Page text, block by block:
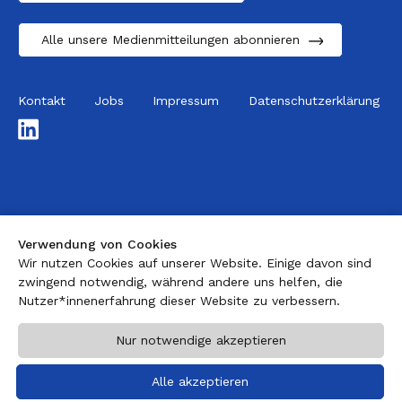
Alle unsere Medienmitteilungen abonnieren
Kontakt Jobs Impressum
Datenschutzerklärung
Verwendung von Cookies
Wir nutzen Cookies auf unserer Website. Einige davon sind
zwingend notwendig, während andere uns helfen, die
Nutzer*innenerfahrung dieser Website zu verbessern.
Nur notwendige akzeptieren
Alle akzeptieren